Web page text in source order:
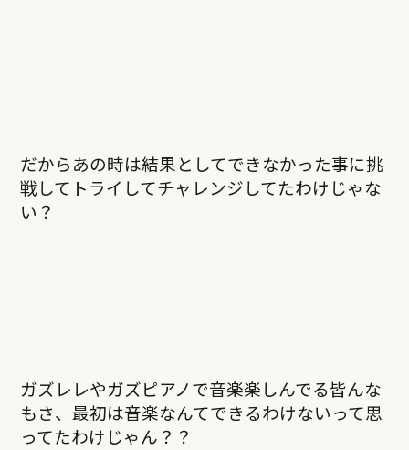
だからあの時は結果としてできなかった事に挑
戦してトライしてチャレンジしてたわけじゃな
い？
ガズレレやガズピアノで音楽楽しんでる皆んな
もさ、最初は音楽なんてできるわけないって思
ってたわけじゃん？？